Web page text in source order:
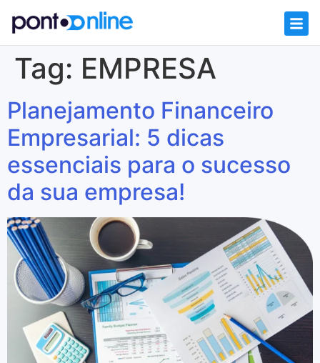
Tag: EMPRESA
Planejamento Financeiro
Empresarial: 5 dicas
essenciais para o sucesso
da sua empresa!